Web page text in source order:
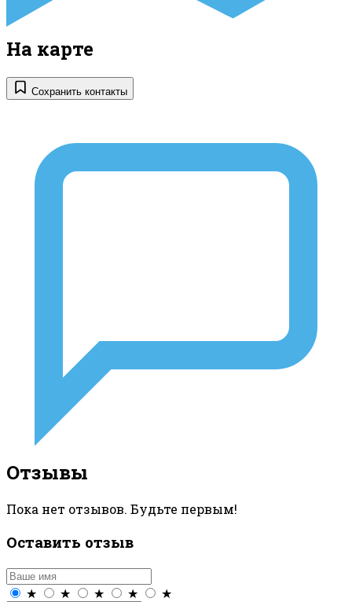
На карте
Сохранить контакты
Отзывы
Пока нет отзывов. Будьте первым!
Оставить отзыв
★ ★ ★ ★ ★